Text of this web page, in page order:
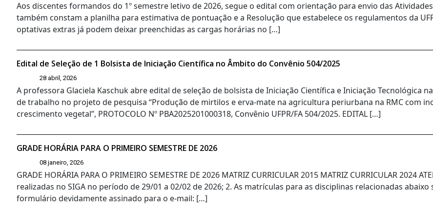
Aos discentes formandos do 1º semestre letivo de 2026, segue o edital com orientação para envio das Atividades
também constam a planilha para estimativa de pontuação e a Resolução que estabelece os regulamentos da
optativas extras já podem deixar preenchidas as cargas horárias no […]
Edital de Seleção de 1 Bolsista de Iniciação Científica no Âmbito do Convênio 504/2025
28 abril, 2026
A professora Glaciela Kaschuk abre edital de seleção de bolsista de Iniciação Científica e Iniciação Tecnológica
de trabalho no projeto de pesquisa “Produção de mirtilos e erva-mate na agricultura periurbana na RMC com
crescimento vegetal”, PROTOCOLO Nº PBA2025201000318, Convênio UFPR/FA 504/2025. EDITAL […]
GRADE HORÁRIA PARA O PRIMEIRO SEMESTRE DE 2026
08 janeiro, 2026
GRADE HORÁRIA PARA O PRIMEIRO SEMESTRE DE 2026 MATRIZ CURRICULAR 2015 MATRIZ CURRICULAR
realizadas no SIGA no período de 29/01 a 02/02 de 2026; 2. As matrículas para as disciplinas relacionadas
formulário devidamente assinado para o e-mail: […]